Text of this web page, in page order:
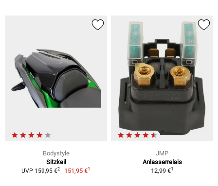
Bodystyle
Sitzkeil
UVP 159,95 €2 151,95 €1
JMP
Anlasserrelais
12,99 €1